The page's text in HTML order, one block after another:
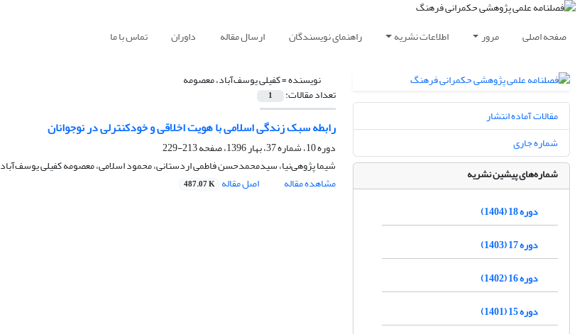
صفحه اصلی مرور اطلاعات نشریه راهنمای نویسندگان ارسال مقاله داوران تماس با ما
نویسنده =کفیلی یوسف‌آباد، معصومه
تعداد مقالات: 1
رابطه سبک زندگی اسلامی با هویت اخلاقی و خودکنترلی در نوجوانان
دوره 10، شماره 37، بهار 1396، صفحه
213-229
شیما پژوهی‌نیا، سیدمحمدحسن فاطمی اردستانی، محمود اسلامی، معصومه کفیلی یوسف‌آباد
مشاهده مقاله
اصل مقاله 487.07 K
مقالات آماده انتشار
شماره جاری
شماره‌های پیشین نشریه
دوره 18 (1404)
دوره 17 (1403)
دوره 16 (1402)
دوره 15 (1401)